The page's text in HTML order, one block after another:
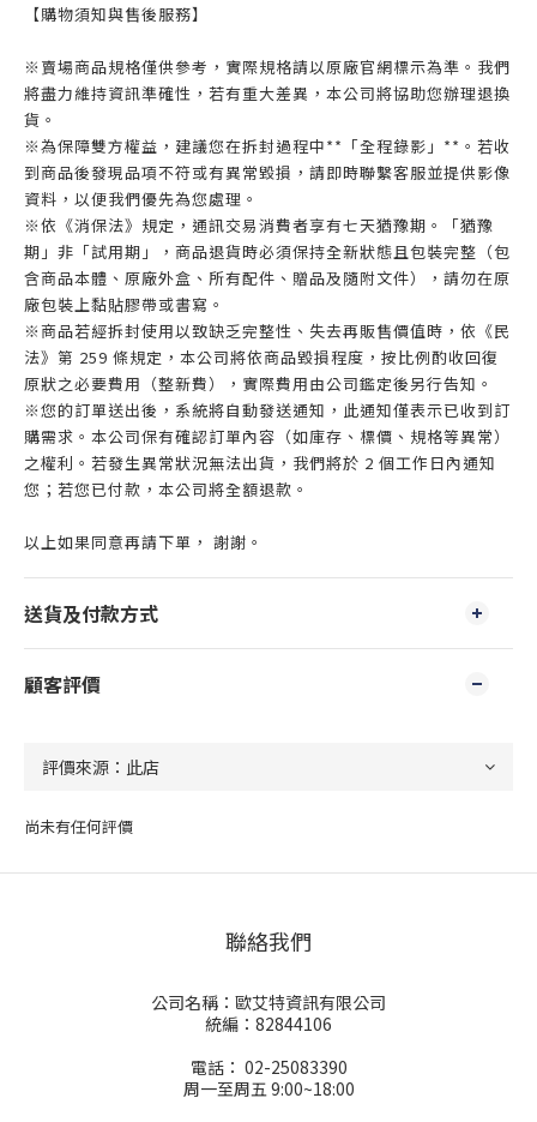
【購物須知與售後服務】
※賣場商品規格僅供參考，實際規格請以原廠官網標示為準。我們
將盡力維持資訊準確性，若有重大差異，本公司將協助您辦理退換
貨。
※為保障雙方權益，建議您在拆封過程中**「全程錄影」**。若收
到商品後發現品項不符或有異常毀損，請即時聯繫客服並提供影像
資料，以便我們優先為您處理。
※依《消保法》規定，通訊交易消費者享有七天猶豫期。「猶豫
期」非「試用期」，商品退貨時必須保持全新狀態且包裝完整（包
含商品本體、原廠外盒、所有配件、贈品及隨附文件），請勿在原
廠包裝上黏貼膠帶或書寫。
※商品若經拆封使用以致缺乏完整性、失去再販售價值時，依《民
法》第 259 條規定，本公司將依商品毀損程度，按比例酌收回復
原狀之必要費用（整新費），實際費用由公司鑑定後另行告知。
※您的訂單送出後，系統將自動發送通知，此通知僅表示已收到訂
購需求。本公司保有確認訂單內容（如庫存、標價、規格等異常）
之權利。若發生異常狀況無法出貨，我們將於 2 個工作日內通知
您；若您已付款，本公司將全額退款。
以上如果同意再請下單， 謝謝。
送貨及付款方式
顧客評價
尚未有任何評價
聯絡我們
公司名稱：歐艾特資訊有限公司
統編：82844106
電話： 02-25083390
周一至周五 9:00~18:00